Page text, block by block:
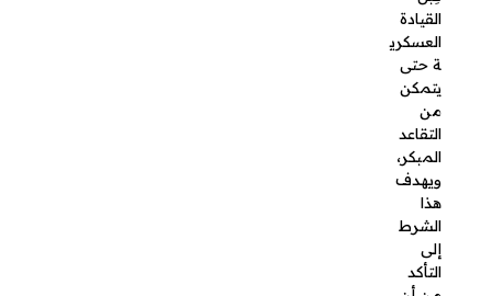
أداء
ضعيف،
بل بناءً
على رغبة
العسكري
في إنهاء
خدمته.
التقديم
بطلب
التقاعد